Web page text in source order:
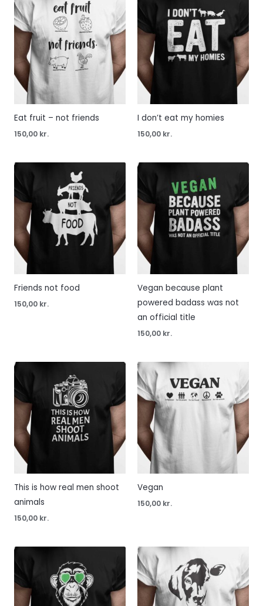
Eat fruit – not friends
150,00 kr.
I don’t eat my homies
150,00 kr.
Friends not food
150,00 kr.
Vegan because plant
powered badass was not
an official title
150,00 kr.
This is how real men shoot
animals
150,00 kr.
Vegan
150,00 kr.